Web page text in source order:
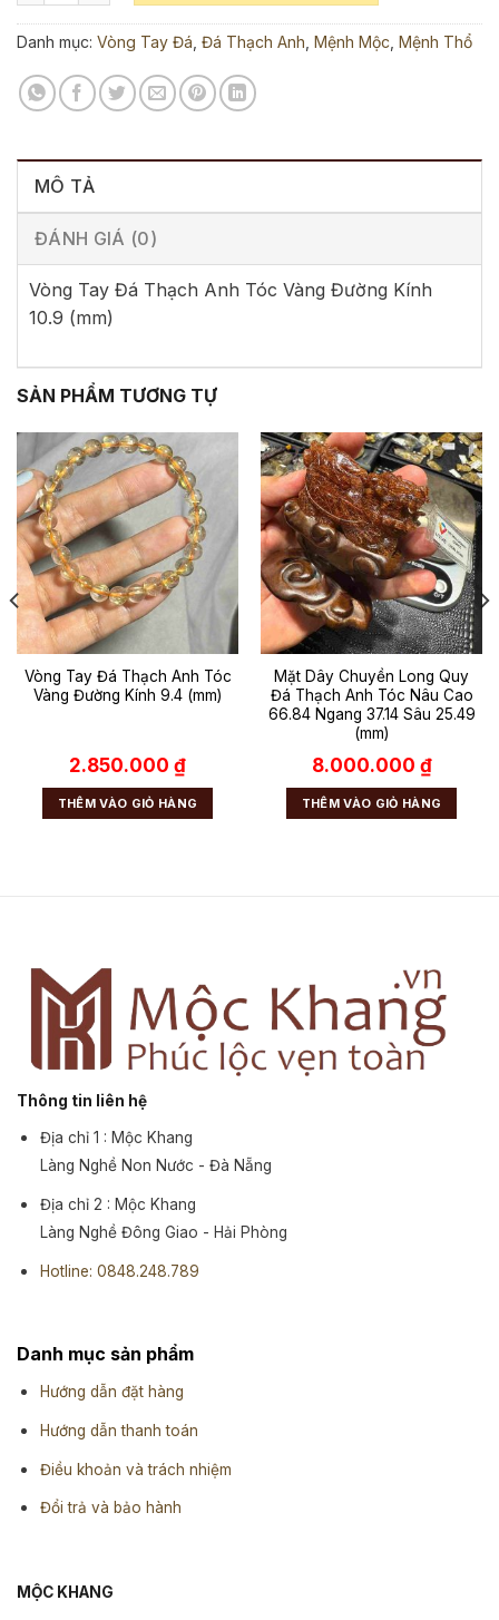
Danh mục: Vòng Tay Đá Đá Thạch Anh Mệnh Mộc Mệnh Thổ
MÔ TẢ
ĐÁNH GIÁ (0)
Vòng Tay Đá Thạch Anh Tóc Vàng Đường Kính
10.9 (mm)
SẢN PHẨM TƯƠNG TỰ
Vòng Tay Đá Thạch Anh Tóc
Vàng Đường Kính 9.4 (mm)
2.850.000 ₫
THÊM VÀO GIỎ HÀNG
Mặt Dây Chuyền Long Quy
Đá Thạch Anh Tóc Nâu Cao
66.84 Ngang 37.14 Sâu 25.49
(mm)
8.000.000 ₫
THÊM VÀO GIỎ HÀNG
Thông tin liên hệ
Địa chỉ 1 : Mộc Khang
Làng Nghề Non Nước - Đà Nẵng
Địa chỉ 2 : Mộc Khang
Làng Nghề Đông Giao - Hải Phòng
Hotline: 0848.248.789
Danh mục sản phẩm
Hướng dẫn đặt hàng
Hướng dẫn thanh toán
Điều khoản và trách nhiệm
Đổi trả và bảo hành
MỘC KHANG